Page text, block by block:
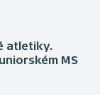
atletiky.
MS